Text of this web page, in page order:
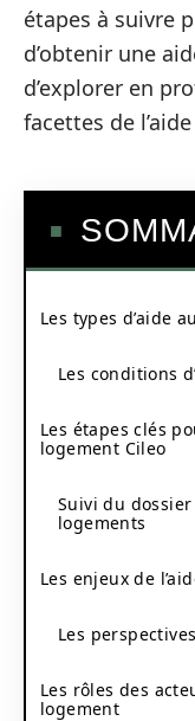
étapes à suivre
d’obtenir une
d’explorer en
facettes de
Les types d’aide
Les conditions
Les étapes clés
logement Cileo
Suivi du
logements
Les enjeux de
Les
Les rôles des
logement